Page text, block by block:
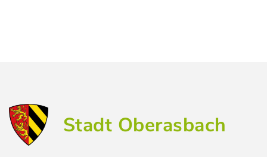
Stadt Oberasbach